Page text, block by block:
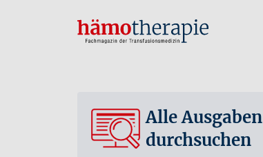
Alle Ausgaben
durchsuchen